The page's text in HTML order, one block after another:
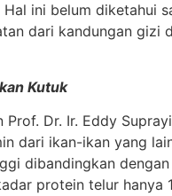
ini belum diketahui
dari kandungan gizi
Kutuk
Prof. Dr. Ir. Eddy
dari ikan-ikan yang
dibandingkan
protein telur hanya